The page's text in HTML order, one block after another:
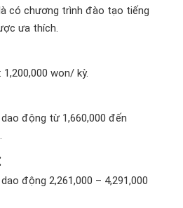
có chương trình đào tạo tiếng
ưa thích.
won/ kỳ.
động từ 1,660,000 đến
động 2,261,000 – 4,291,000